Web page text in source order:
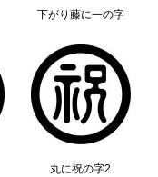
下がり藤に一の字
丸に祝の字2